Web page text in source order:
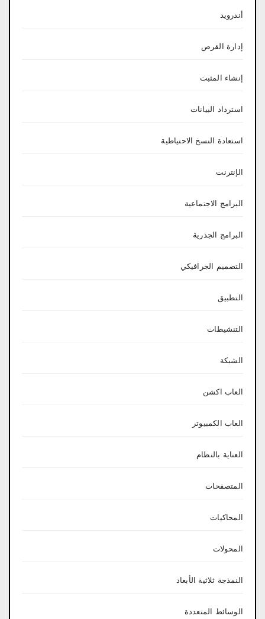
أندرويد
إدارة القرص
إنشاء المثبت
استرداد البيانات
استعادة النسخ الاحتياطية
الإنترنت
البرامج الاجتماعية
البرامج الجذرية
التصميم الجرافيكي
التطبيق
التنشيطات
الشبكة
العاب اكشن
العاب الكمبيوتر
العناية بالنظام
المتصفحات
المحاكيات
المحولات
النمذجة ثلاثية الأبعاد
الوسائط المتعددة